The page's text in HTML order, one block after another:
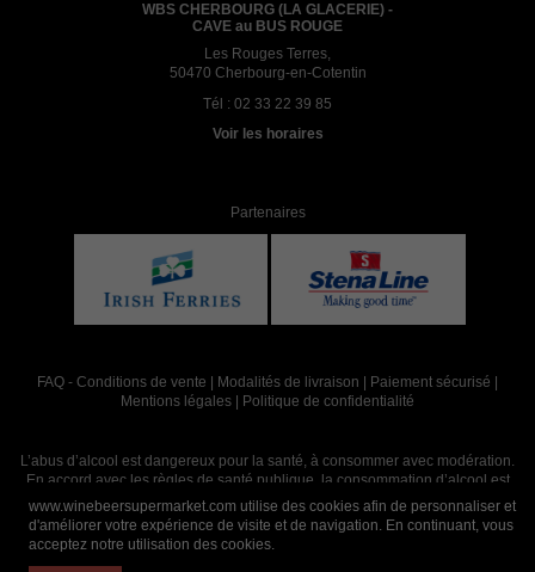
WBS CHERBOURG (LA GLACERIE) -
CAVE au BUS ROUGE
Les Rouges Terres,
50470 Cherbourg-en-Cotentin
Tél : 02 33 22 39 85
Voir les horaires
Partenaires
FAQ - Conditions de vente | Modalités de livraison | Paiement sécurisé |
Mentions légales | Politique de confidentialité
L’abus d’alcool est dangereux pour la santé, à consommer avec modération.
En accord avec les règles de santé publique, la consommation d’alcool est
interdite aux mineurs, strictement réservée aux adultes de 18 ans et plus
www.winebeersupermarket.com utilise des cookies afin de personnaliser et
d'améliorer votre expérience de visite et de navigation. En continuant, vous
acceptez notre utilisation des cookies.